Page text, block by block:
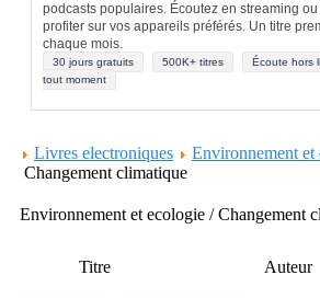
podcasts populaires. Écoutez en streaming
profiter sur vos appareils préférés. Un titre
chaque mois.
30 jours gratuits 500K+ titres Écoute hors
tout moment
Livres electroniques
Environnement et
Changement climatique
Environnement et ecologie / Changement
Titre Auteur